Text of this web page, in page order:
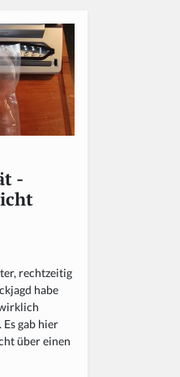
-
rechtzeitig
habe
gab hier
über einen